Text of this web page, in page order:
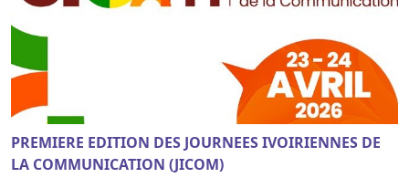
PREMIERE EDITION DES JOURNEES IVOIRIENNES DE
LA COMMUNICATION (JICOM)